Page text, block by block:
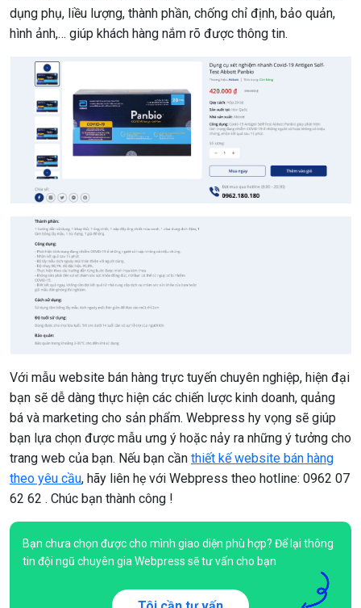
dụng phụ, liều lượng, thành phần, chống chỉ định, bảo quản,
hình ảnh,… giúp khách hàng nắm rõ được thông tin.
Với mẫu website bán hàng trực tuyến chuyên nghiệp, hiện đại
bạn sẽ dễ dàng thực hiện các chiến lược kinh doanh, quảng
bá và marketing cho sản phẩm. Webpress hy vọng sẽ giúp
bạn lựa chọn được mẫu ưng ý hoặc nảy ra những ý tưởng cho
trang web của bạn. Nếu bạn cần thiết kế website bán hàng
theo yêu cầu, hãy liên hẹ với Webpress theo hotline: 0962 07
62 62 . Chúc bạn thành công !
Bạn chưa chọn được cho mình giao diện phù hợp? Để lại thông
tin đội ngũ chuyên gia Webpress sẽ tư vấn cho bạn